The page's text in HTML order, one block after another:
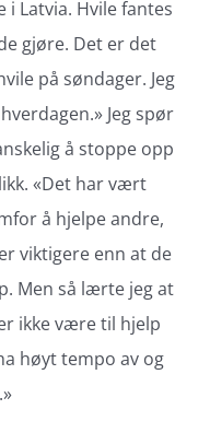
Latvia. Hvile fantes
gjøre. Det er det
på søndager. Jeg
Jeg spør
å stoppe opp
«Det har vært
å hjelpe andre,
viktigere enn at de
Men så lærte jeg at
ikke være til hjelp
høyt tempo av og